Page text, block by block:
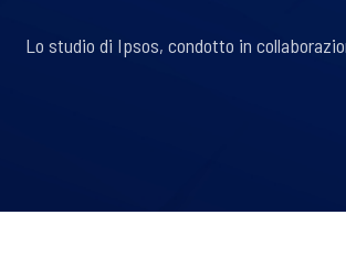
Lo studio di Ipsos, condotto in